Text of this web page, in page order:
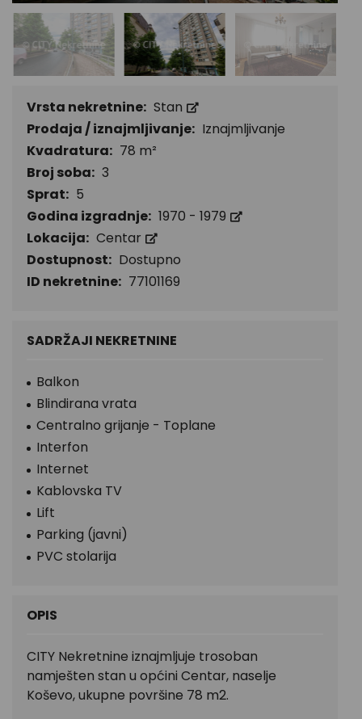
Vrsta nekretnine: Stan
Prodaja / iznajmljivanje: Iznajmljivanje
Kvadratura: 78 m²
Broj soba: 3
Sprat: 5
Godina izgradnje: 1970 - 1979
Lokacija: Centar
Dostupnost: Dostupno
ID nekretnine: 77101169
SADRŽAJI NEKRETNINE
Balkon
Blindirana vrata
Centralno grijanje - Toplane
Interfon
Internet
Kablovska TV
Lift
Parking (javni)
PVC stolarija
OPIS
CITY Nekretnine iznajmljuje trosoban
namješten stan u općini Centar, naselje
Koševo, ukupne površine 78 m2.